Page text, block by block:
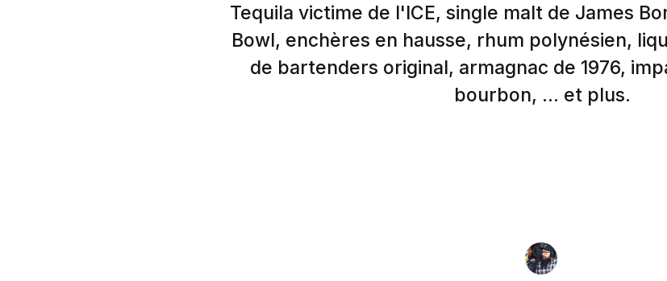
Tequila victime de l'ICE, single malt de James
Bowl, enchères en hausse, rhum polynésien,
de bartenders original, armagnac de 1976,
bourbon, ... et plus.